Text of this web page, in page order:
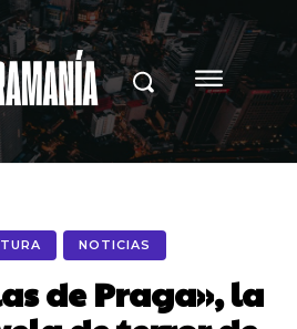
NOTICIAS
de Praga», la